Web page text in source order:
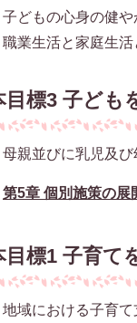
子どもの心身の健
職業生活と家庭生
目標3 子ども
母親並びに乳児及
第5章 個別施策の
目標1 子育て
地域における子育て